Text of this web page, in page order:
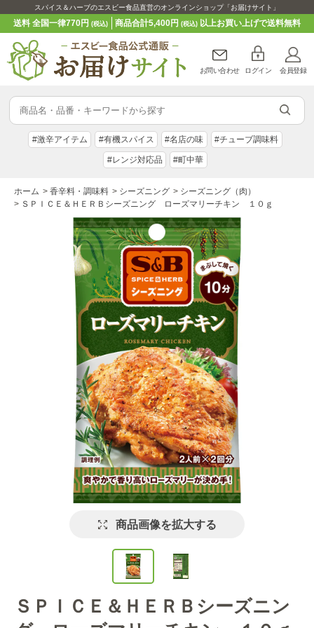
スパイス＆ハーブのエスビー食品直営のオンラインショップ「お届けサイト」
送料 全国一律770円(税込) 商品合計5,400円 (税込)以上お買い上げで送料無料
お問い合わせ ログイン 会員登録
#激辛アイテム #有機スパイス #名店の味 #チューブ調味料
#レンジ対応品 #町中華
ホーム > 香辛料・調味料 > シーズニング > シーズニング（肉）
> ＳＰＩＣＥ＆ＨＥＲＢシーズニング ローズマリーチキン １０ｇ
商品画像を拡大する
ＳＰＩＣＥ＆ＨＥＲＢシーズニン